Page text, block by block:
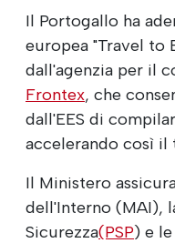
Il Portogallo ha
europea "Travel to
dall'agenzia per il
Frontex, che
dall'EES di
accelerando così
Il Ministero
dell'Interno (MAI),
Sicurezza(PSP) e